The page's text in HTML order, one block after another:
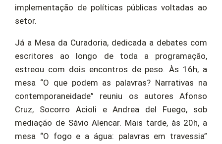
implementação de políticas públicas voltadas ao
setor.
Já a Mesa da Curadoria, dedicada a debates com
escritores ao longo de toda a programação,
estreou com dois encontros de peso. Às 16h, a
mesa “O que podem as palavras? Narrativas na
contemporaneidade” reuniu os autores Afonso
Cruz, Socorro Acioli e Andrea del Fuego, sob
mediação de Sávio Alencar. Mais tarde, às 20h, a
mesa “O fogo e a água: palavras em travessia”